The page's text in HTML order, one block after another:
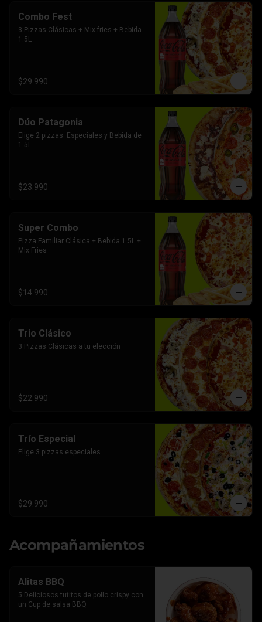
Combo Fest
3 Pizzas Clásicas + Mix fries + Bebida
1.5L
$29.990
Dúo Patagonia
Elige 2 pizzas  Especiales y Bebida de
1.5L
$23.990
Super Combo
Pizza Familiar Clásica + Bebida 1.5L +
Mix Fries
$14.990
Trio Clásico
3 Pizzas Clásicas a tu elección
$22.990
Trío Especial
Elige 3 pizzas especiales
$29.990
Acompañamientos
Alitas BBQ
5 Deliciosos tutitos de pollo crispy con
un Cup de salsa BBQ